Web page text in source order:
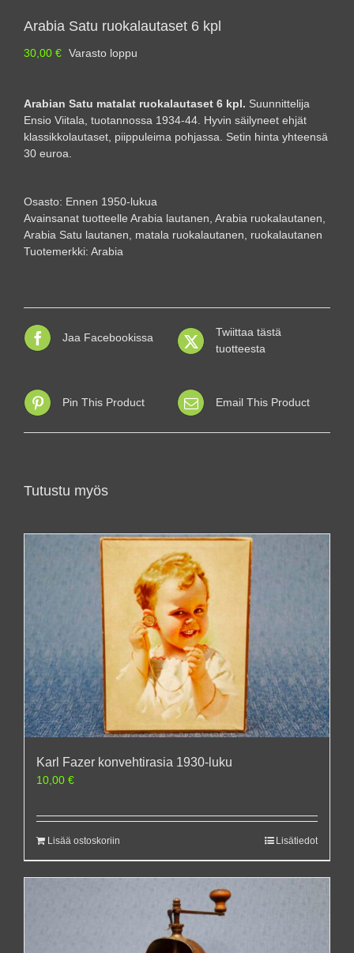
Arabia Satu ruokalautaset 6 kpl
30,00 € Varasto loppu
Arabian Satu matalat ruokalautaset 6 kpl. Suunnittelija
Ensio Viitala, tuotannossa 1934-44. Hyvin säilyneet ehjät
klassikkolautaset, piippuleima pohjassa. Setin hinta yhteensä
30 euroa.
Osasto: Ennen 1950-lukua
Avainsanat tuotteelle Arabia lautanen, Arabia ruokalautanen,
Arabia Satu lautanen, matala ruokalautanen, ruokalautanen
Tuotemerkki: Arabia
Jaa Facebookissa
Twiittaa tästä
tuotteesta
Pin This Product Email This Product
Tutustu myös
Karl Fazer konvehtirasia 1930-luku
10,00 €
Lisää ostoskoriin Lisätiedot